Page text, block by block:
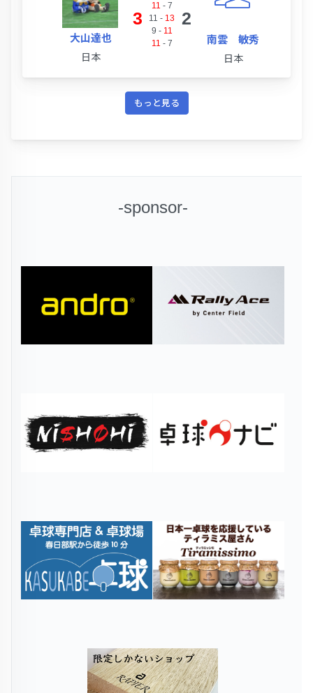
大山達也
日本
3
11 - 7
11 - 13
9 - 11
11 - 7
2
南雲 敏秀
日本
もっと見る
-sponsor-